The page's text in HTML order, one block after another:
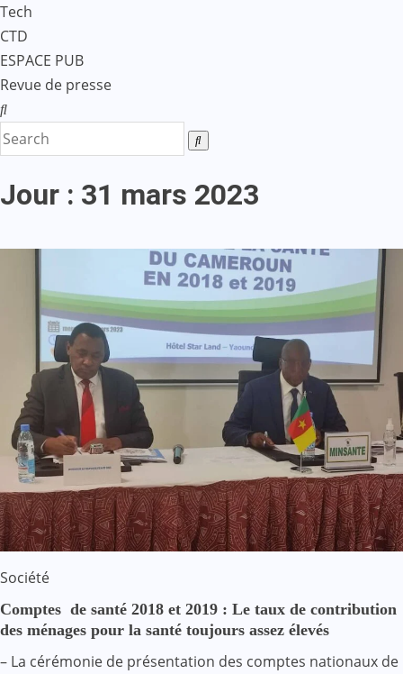
Tech
CTD
ESPACE PUB
Revue de presse
Jour : 31 mars 2023
Société
Comptes de santé 2018 et 2019 : Le taux de contribution
des ménages pour la santé toujours assez élevés
– La cérémonie de présentation des comptes nationaux de